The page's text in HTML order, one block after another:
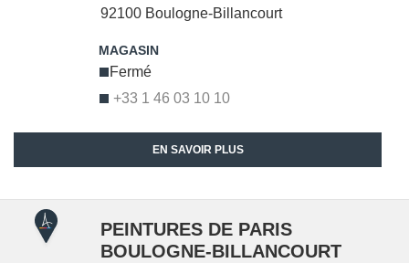
92100 Boulogne-Billancourt
+33 1 46 03 10 10
Fermé
EN SAVOIR PLUS
PEINTURES DE PARIS
BOULOGNE-BILLANCOURT